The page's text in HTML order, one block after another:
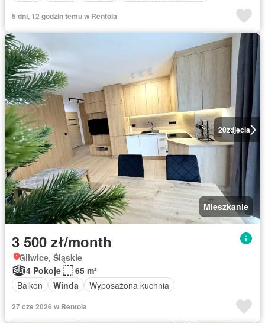
5 dni, 12 godzin temu w Rentola
20zdjęcia
Mieszkanie
3 500 zł/month
Gliwice, Śląskie
4 Pokoje
65 m²
Balkon
Winda Wyposażona kuchnia
27 cze 2026 w Rentola